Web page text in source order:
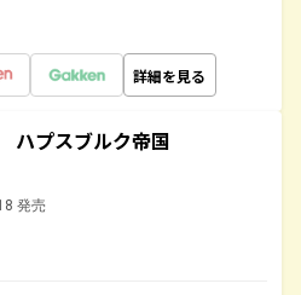
詳細を見る
ハプスブルク帝国
発売